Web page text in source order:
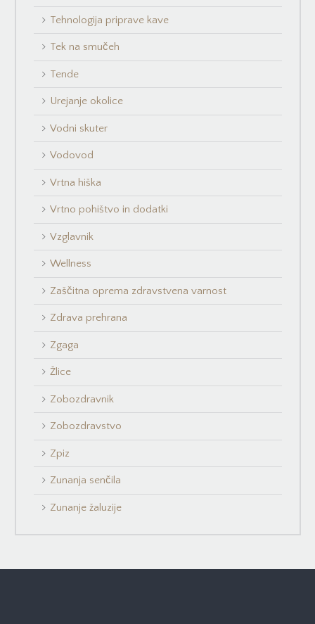
Tehnologija priprave kave
Tek na smučeh
Tende
Urejanje okolice
Vodni skuter
Vodovod
Vrtna hiška
Vrtno pohištvo in dodatki
Vzglavnik
Wellness
Zaščitna oprema zdravstvena varnost
Zdrava prehrana
Zgaga
Žlice
Zobozdravnik
Zobozdravstvo
Zpiz
Zunanja senčila
Zunanje žaluzije